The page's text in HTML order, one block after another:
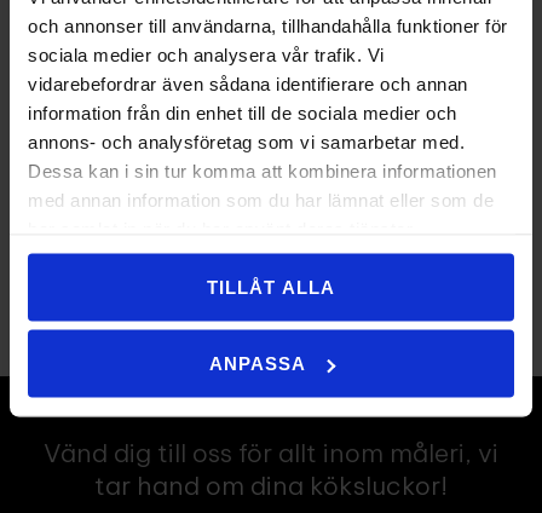
och annonser till användarna, tillhandahålla funktioner för
sociala medier och analysera vår trafik. Vi
vidarebefordrar även sådana identifierare och annan
information från din enhet till de sociala medier och
annons- och analysföretag som vi samarbetar med.
Dessa kan i sin tur komma att kombinera informationen
med annan information som du har lämnat eller som de
TILLÅT ALLA
ANPASSA
Rostbehandla utemöbler
Måla golvlister - en guide
Ta bort tapet – så gör du
Vänd dig till oss för allt inom måleri, vi
tar hand om dina köksluckor!